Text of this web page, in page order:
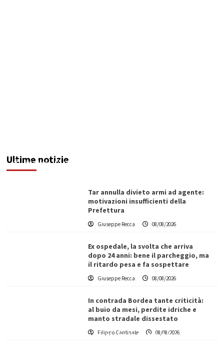
Ultime notizie
Redazione 08/08/2026
Tar annulla divieto armi ad agente:
motivazioni insufficienti della
Prefettura
Giuseppe Recca 08/08/2026
Ex ospedale, la svolta che arriva
dopo 24 anni: bene il parcheggio, ma
il ritardo pesa e fa sospettare
Giuseppe Recca 08/08/2026
In contrada Bordea tante criticità:
al buio da mesi, perdite idriche e
manto stradale dissestato
Filippo Cardinale 08/08/2026
L’ingegnere saccense Buscarnera partner chiave
di un progetto transnazionale per la transizione